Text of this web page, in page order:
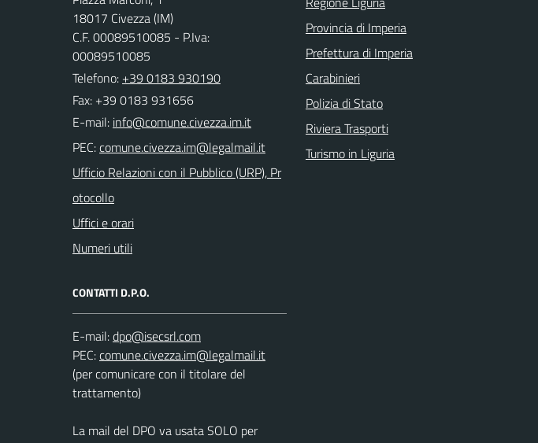
18017 Civezza (IM)
C.F. 00089510085 - P.Iva:
00089510085
Telefono: +39 0183 930190
Fax: +39 0183 931656
E-mail:
PEC:
Ufficio Relazioni con il Pubblico (URP), Pr
otocollo
Uffici e orari
Numeri utili
CONTATTI D.P.O.
E-mail:
PEC:
(per comunicare con il titolare del
trattamento)
La mail del DPO va usata SOLO per
Provincia di Imperia
Prefettura di Imperia
Carabinieri
Polizia di Stato
Riviera Trasporti
Turismo in Liguria